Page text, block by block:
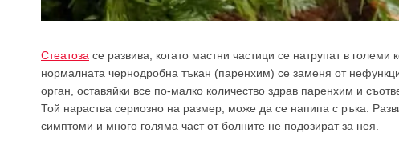
Стеатоза се развива, когато мастни частици се натрупат в големи
нормалната чернодробна тъкан (паренхим) се заменя от
орган, оставяйки все по-малко количество здрав паренхим и
Той нараства сериозно на размер, може да се напипа с ръка.
симптоми и много голяма част от болните не подозират за нея.